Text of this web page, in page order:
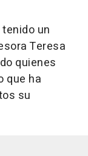
un
Teresa
quienes
que ha
su